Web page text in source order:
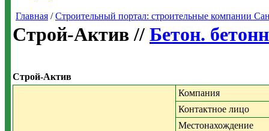
Главная /Строительный портал: строительные компании
Строй-Актив // Бетон.
Строй-Актив
Компания
Контактное лицо
Местонахождение